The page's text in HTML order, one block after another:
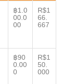
฿1.0
00.0
00
R$1
66.
667
฿90
0.00
0
R$1
50.
000